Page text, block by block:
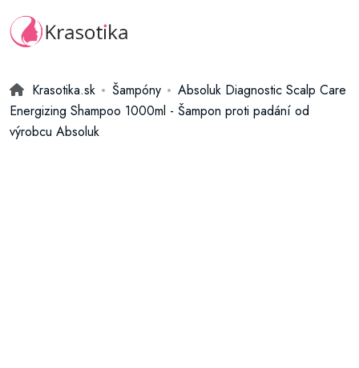
Krasotika.sk Šampóny
Absoluk Diagnostic Scalp Care
Energizing Shampoo 1000ml - Šampon proti padání od
výrobcu Absoluk